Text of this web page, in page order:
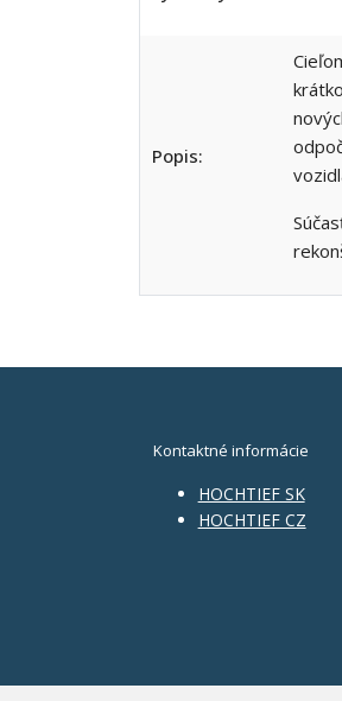
Popis:
Kontaktné informácie
HOCHTIEF SK
HOCHTIEF CZ